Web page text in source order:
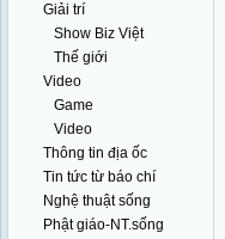
Giải trí
Show Biz Việt
Thế giới
Video
Game
Video
Thông tin địa ốc
Tin tức từ báo chí
Nghệ thuật sống
Phật giáo-NT.sống